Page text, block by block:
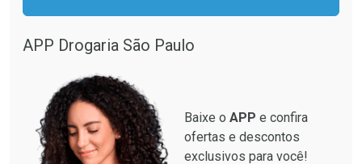
APP Drogaria São Paulo
Baixe o APP e confira
ofertas e descontos
exclusivos para você!